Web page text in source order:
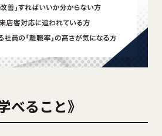
べること》